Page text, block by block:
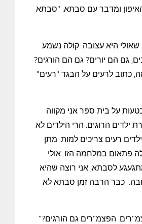
ומדבר עם סבתא: "סבתא
היא עצובה. קולה נשמע
גם הם יורים? גם הם הורגים?
כתוב לרעים על הבגד "רעים"
על בית ספר אני מקווה
ילדים הרוגים. הרי הילדים לא
רעים צריכים למות. מתן
פתאום במלחמה הזו. אולי
לסבתא, אני רוצה שהיא
כבר הרבה זמן סבתא לא
הפצמ"רים גם הורגים?"